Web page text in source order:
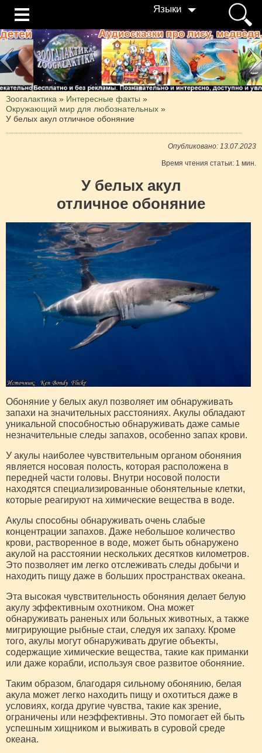
Языки
Зоогалактика » Интересные факты »
Окружающий мир для любознательных »
У белых акул отличное обоняние
Опубликовано: 13.07.2023
Время чтения статьи: 1 мин.
У белых акул
отличное обоняние
Обоняние у белых акул позволяет им обнаруживать
запахи на значительных расстояниях. Акулы обладают
уникальной способностью обнаруживать даже самые
незначительные следы запахов, особенно запах крови.
У акулы наиболее чувствительным органом обоняния
является носовая полость, которая расположена в
передней части головы. Внутри носовой полости
находятся специализированные обонятельные клетки,
которые реагируют на химические вещества в воде.
Акулы способны обнаруживать очень слабые
концентрации запахов. Даже небольшое количество
крови, растворенное в воде, может быть обнаружено
акулой на расстоянии нескольких десятков километров.
Это позволяет им легко отслеживать следы добычи и
находить пищу даже в больших пространствах океана.
Эта высокая чувствительность обоняния делает белую
акулу эффективным охотником. Она может
обнаруживать раненых или больных животных, а также
мигрирующие рыбные стаи, следуя их запаху. Кроме
того, акулы могут обнаруживать другие объекты,
содержащие химические вещества, такие как приманки
или даже корабли, используя свое развитое обоняние.
Таким образом, благодаря сильному обонянию, белая
акула может легко находить пищу и охотиться даже в
условиях, когда другие чувства, такие как зрение,
ограничены или неэффективны. Это помогает ей быть
успешным хищником и выживать в суровой среде
океана.